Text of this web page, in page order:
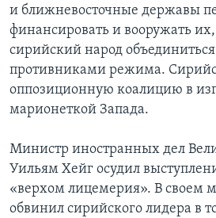
и ближневосточные державы
финансировать и вооружать
сирийский народ объединиться
противниками режима.
оппозиционную коалицию в
марионеткой Запада.
Министр иностранных дел
Уильям Хейг осудил
«верхом лицемерия». В своем
обвинил сирийского лидера в